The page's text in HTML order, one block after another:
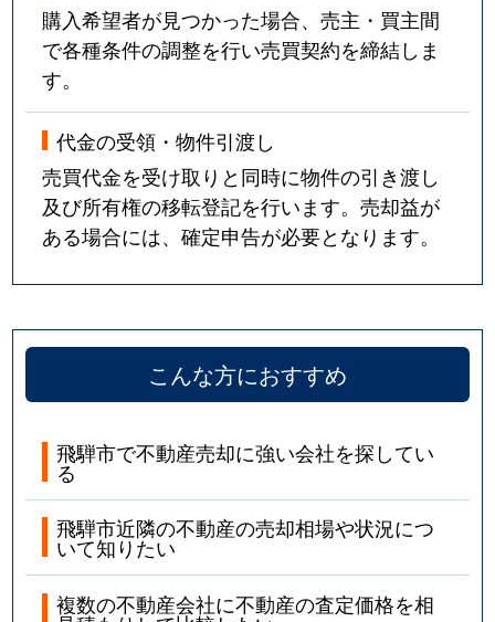
購入希望者が見つかった場合、売主・買主間
で各種条件の調整を行い売買契約を締結しま
す。
代金の受領・物件引渡し
売買代金を受け取りと同時に物件の引き渡し
及び所有権の移転登記を行います。売却益が
ある場合には、確定申告が必要となります。
こんな方におすすめ
飛騨市で不動産売却に強い会社を探してい
る
飛騨市近隣の不動産の売却相場や状況につ
いて知りたい
複数の不動産会社に不動産の査定価格を相